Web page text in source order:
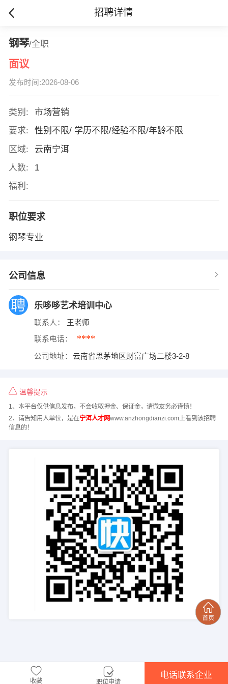
招聘详情
钢琴/全职
面议
发布时间:2026-08-06
类别:
市场营销
要求:
性别不限/ 学历不限/经验不限/年龄不限
区域:
云南宁洱
人数:
1
福利:
职位要求
钢琴专业
公司信息
乐哆哆艺术培训中心
联系人： 王老师
联系电话： ****
公司地址： 云南省思茅地区财富广场二楼3-2-8
温馨提示
1、本平台仅供信息发布，不会收取押金、保证金，请微友务必谨慎！
2、请告知用人单位，是在宁洱人才网www.anzhongdianzi.com上看到该招聘
信息的！
收藏 职位申请
电话联系企业